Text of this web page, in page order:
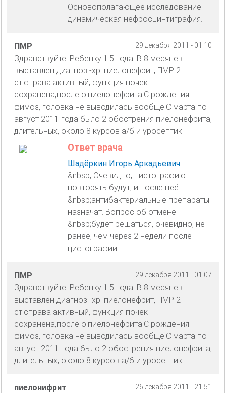
Основополагающее исследование -
динамическая нефросцинтиграфия.
29 декабря 2011 - 01:10
ПМР
Здравствуйте! Ребенку 1.5 года. В 8 месяцев
выставлен диагноз -хр. пиелонефрит, ПМР 2
ст.справа активный, функция почек
сохранена,после о.пиелонефрита.С рождения
фимоз, головка не выводилась вообще.С марта по
август 2011 года было 2 обострения пиелонефрита,
длительных, около 8 курсов а/б и уросептик
Ответ врача
Шадёркин Игорь Аркадьевич
&nbsp; Очевидно, цистографию
повторять будут, и после неё
&nbsp;антибактериальные препараты
назначат. Вопрос об отмене
&nbsp;будет решаться, очевидно, не
ранее, чем через 2 недели после
цистографии.
29 декабря 2011 - 01:07
ПМР
Здравствуйте! Ребенку 1.5 года. В 8 месяцев
выставлен диагноз -хр. пиелонефрит, ПМР 2
ст.справа активный, функция почек
сохранена,после о.пиелонефрита.С рождения
фимоз, головка не выводилась вообще.С марта по
август 2011 года было 2 обострения пиелонефрита,
длительных, около 8 курсов а/б и уросептик
26 декабря 2011 - 21:51
пиелонифрит